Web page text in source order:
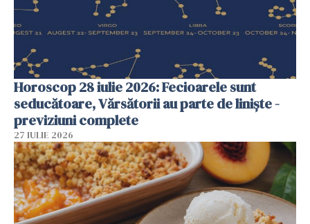
Horoscop 28 iulie 2026: Fecioarele sunt
seducătoare, Vărsătorii au parte de liniște -
previziuni complete
27 IULIE 2026